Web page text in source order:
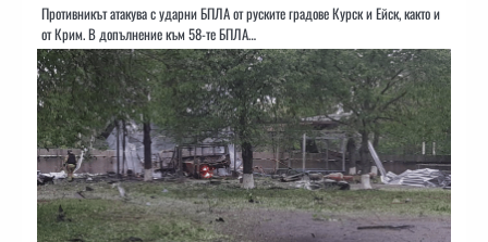
Противникът атакува с ударни БПЛА от руските градове Курск и Ейск, както и
от Крим. В допълнение към 58-те БПЛА…